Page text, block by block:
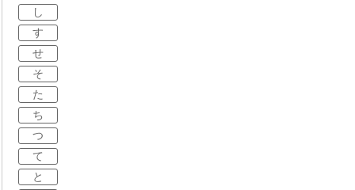
し
す
せ
そ
た
ち
つ
て
と